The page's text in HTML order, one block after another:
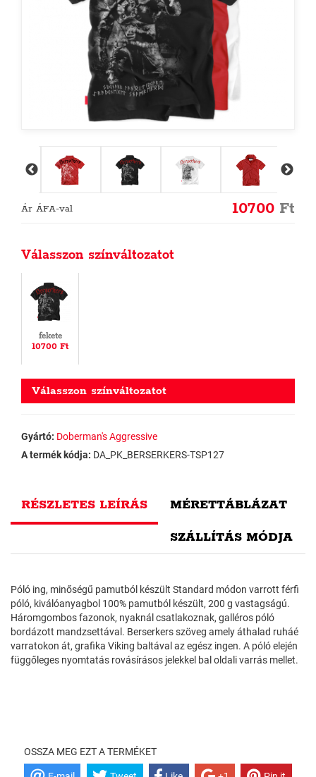
Ár ÁFA-val 10700 Ft
Válasszon színváltozatot
fekete
10700 Ft
Válasszon színváltozatot
Gyártó: Doberman's Aggressive
A termék kódja: DA_PK_BERSERKERS-TSP127
RÉSZLETES LEÍRÁS MÉRETTÁBLÁZAT
SZÁLLÍTÁS MÓDJA
Póló ing, minőségű pamutból készült Standard módon varrott férfi
póló, kiválóanyagbol 100% pamutból készült, 200 g vastagságú.
Háromgombos fazonok, nyaknál csatlakoznak, galléros póló
bordázott mandzsettával. Berserkers szöveg amely áthalad ruháé
varratokon át, grafika Viking baltával az egész ingen. A póló elején
függőleges nyomtatás rovásírásos jelekkel bal oldali varrás mellet.
OSSZA MEG EZT A TERMÉKET